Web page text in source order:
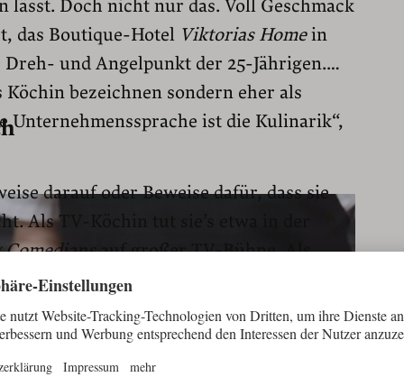
lässt. Doch nicht nur das. Voll Geschmack
das Boutique-Hotel Viktorias Homein
und Angelpunkt der 25-Jährigen.
bezeichnen sondern eher als
Unternehmenssprache ist die Kulinarik“,
darauf oder Beweise dafür, dass sie
Als TV-Köchin tut sie’s etwa in der
auf großer TV-Bühne. Als
sie’s im lehrreichen Rahmen und für
der Küche, in der sie auch ihre ersten
„Meine Eltern haben den Tiroler Hof
war ich sechs Jahre alt“, erzählt sie und